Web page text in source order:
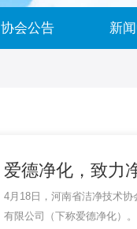
协会公告 新
爱德净化，致力
4月18日，河南省洁净技术
有限公司（下称爱德净化）。爱德净化工